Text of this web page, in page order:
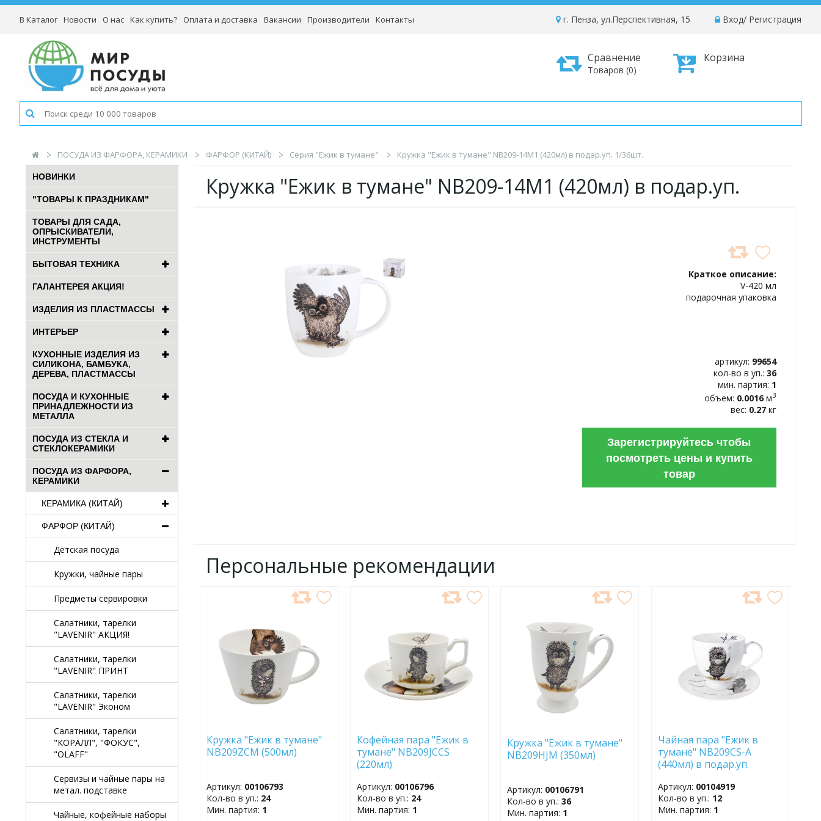
В Каталог Новости О нас Как купить? Оплата и доставка Вакансии Производители Контакты Вход/ Регистрация
г. Пенза, ул.Перспективная, 15
Корзина
Сравнение
Товаров (0)
ПОСУДА ИЗ ФАРФОРА, КЕРАМИКИ ФАРФОР (КИТАЙ) Серия "Ежик в тумане" Кружка "Ежик в тумане" NB209-14M1 (420мл) в подар.уп. 1/36шт.
НОВИНКИ
"ТОВАРЫ К ПРАЗДНИКАМ"
ТОВАРЫ ДЛЯ САДА,
ОПРЫСКИВАТЕЛИ,
ИНСТРУМЕНТЫ
БЫТОВАЯ ТЕХНИКА
ГАЛАНТЕРЕЯ АКЦИЯ!
ИЗДЕЛИЯ ИЗ ПЛАСТМАССЫ
ИНТЕРЬЕР
КУХОННЫЕ ИЗДЕЛИЯ ИЗ
СИЛИКОНА, БАМБУКА,
ДЕРЕВА, ПЛАСТМАССЫ
ПОСУДА И КУХОННЫЕ
ПРИНАДЛЕЖНОСТИ ИЗ
МЕТАЛЛА
ПОСУДА ИЗ СТЕКЛА И
СТЕКЛОКЕРАМИКИ
ПОСУДА ИЗ ФАРФОРА,
КЕРАМИКИ
КЕРАМИКА (КИТАЙ)
ФАРФОР (КИТАЙ)
Детская посуда
Кружки, чайные пары
Предметы сервировки
Салатники, тарелки
"LAVENIR" АКЦИЯ!
Салатники, тарелки
"LAVENIR" ПРИНТ
Салатники, тарелки
"LAVENIR" Эконом
Салатники, тарелки
"КОРАЛЛ", "ФОКУС",
"OLAFF"
Сервизы и чайные пары на
метал. подставке
Чайные, кофейные наборы
Кружка "Ежик в тумане" NB209-14M1 (420мл) в подар.уп.
Краткое описание:
V-420 мл
подарочная упаковка
артикул: 99654
кол-во в уп.: 36
мин. партия: 1
объем: 0.0016 м3
вес: 0.27 кг
Зарегистрируйтесь чтобы
посмотреть цены и купить
товар
Персональные рекомендации
Кружка "Ежик в тумане"
NB209ZCM (500мл)
Артикул: 00106793
Кол-во в уп.: 24
Мин. партия: 1
Кофейная пара "Ежик в
тумане" NB209JCCS
(220мл)
Артикул: 00106796
Кол-во в уп.: 24
Мин. партия: 1
ИЗБРАННОЕ
Кружка "Ежик в тумане"
NB209HJM (350мл)
Артикул: 00106791
Кол-во в уп.:36
Мин. партия: 1
Чайная пара "Ежик в
тумане" NB209CS-A
(440мл) в подар.уп.
Артикул: 00104919
Кол-во в уп.: 12
Мин. партия: 1